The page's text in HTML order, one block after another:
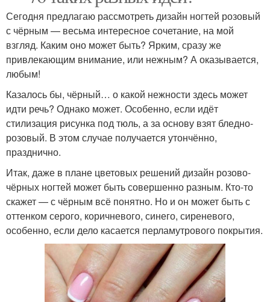
Сегодня предлагаю рассмотреть дизайн ногтей розовый
с чёрным — весьма интересное сочетание, на мой
взгляд. Каким оно может быть? Ярким, сразу же
привлекающим внимание, или нежным? А оказывается,
любым!
Казалось бы, чёрный… о какой нежности здесь может
идти речь? Однако может. Особенно, если идёт
стилизация рисунка под тюль, а за основу взят бледно-
розовый. В этом случае получается утончённо,
празднично.
Итак, даже в плане цветовых решений дизайн розово-
чёрных ногтей может быть совершенно разным. Кто-то
скажет — с чёрным всё понятно. Но и он может быть с
оттенком серого, коричневого, синего, сиреневого,
особенно, если дело касается перламутрового покрытия.